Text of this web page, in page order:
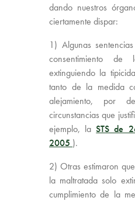
dando nuestros
ciertamente dispar:
1) Algunas
consentimiento de
extinguiendo la
tanto de la medida
alejamiento, por
circunstancias que
ejemplo, laSTS de
2005 ).
2) Otras estimaron
la maltratada solo
cumplimiento de la